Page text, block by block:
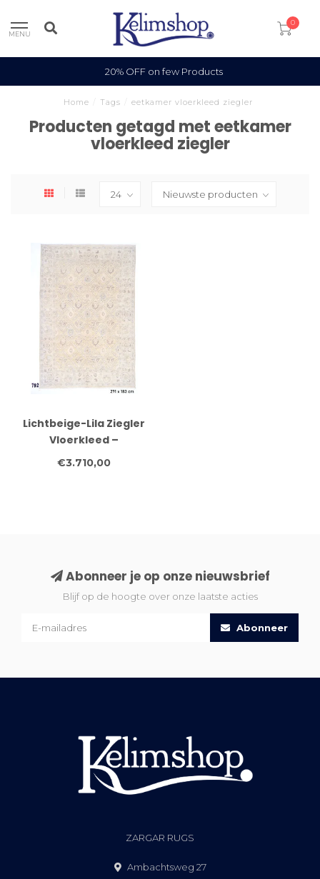
MENU
0
20% OFF on few Products
Home Tags eetkamer vloerkleed ziegler
Producten getagd met eetkamer
vloerkleed ziegler
Lichtbeige-Lila Ziegler
Vloerkleed –
Bloemenpatroon – 271 x
€3.710,00
Abonneer je op onze nieuwsbrief
Blijf op de hoogte over onze laatste acties
Abonneer
ZARGAR RUGS
Ambachtsweg 27